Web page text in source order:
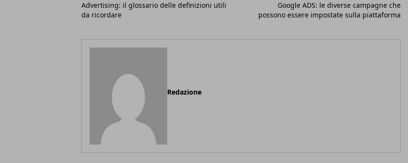
Advertising: il glossario delle definizioni utili
da ricordare
Google ADS: le diverse campagne che
possono essere impostate sulla piattaforma
Redazione